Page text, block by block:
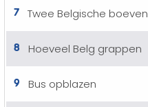
7 Twee Belgische boeven
8 Hoeveel Belg grappen
9 Bus opblazen